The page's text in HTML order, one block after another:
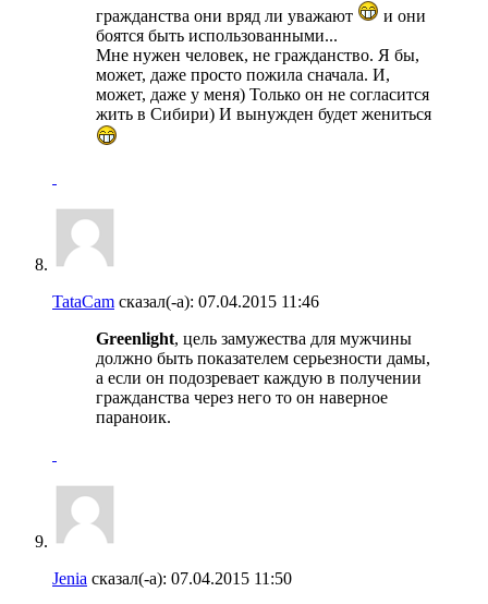
гражданства они вряд ли уважают
и они
боятся быть использованными...
Мне нужен человек, не гражданство. Я бы,
может, даже просто пожила сначала. И,
может, даже у меня) Только он не согласится
жить в Сибири) И вынужден будет жениться
TataCam сказал(-а): 07.04.2015 11:46
Greenlight, цель замужества для мужчины
должно быть показателем серьезности дамы,
а если он подозревает каждую в получении
гражданства через него то он наверное
параноик.
Jenia сказал(-а): 07.04.2015 11:50